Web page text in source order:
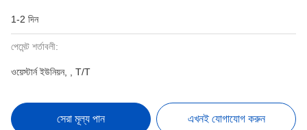
1-2 দিন
পেমেন্ট শর্তাবলী:
ওয়েস্টার্ন ইউনিয়ন, , T/T
সেরা মূল্য পান এখনই যোগাযোগ করুন